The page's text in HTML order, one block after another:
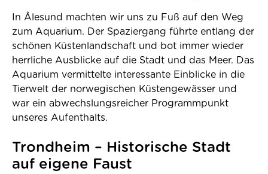
In Ålesund machten wir uns zu Fuß auf den Weg
zum Aquarium. Der Spaziergang führte entlang der
schönen Küstenlandschaft und bot immer wieder
herrliche Ausblicke auf die Stadt und das Meer. Das
Aquarium vermittelte interessante Einblicke in die
Tierwelt der norwegischen Küstengewässer und
war ein abwechslungsreicher Programmpunkt
unseres Aufenthalts.
Trondheim – Historische Stadt
auf eigene Faust